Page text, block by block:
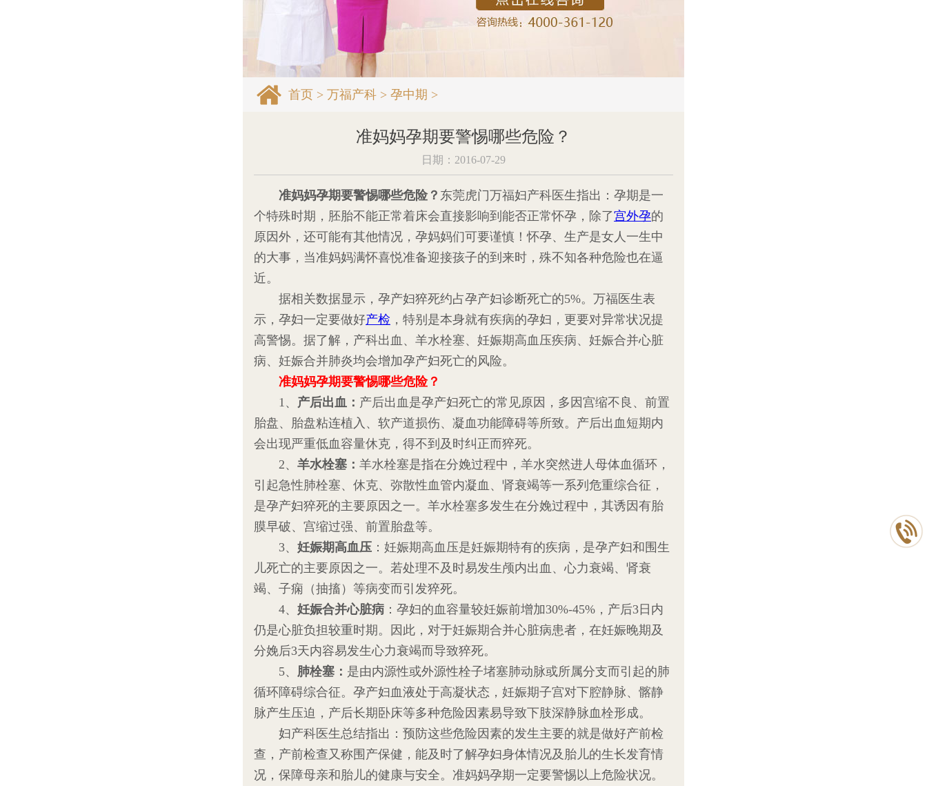
首页 > 万福产科 > 孕中期 >
准妈妈孕期要警惕哪些危险？
日期：2016-07-29
准妈妈孕期要警惕哪些危险？ 东莞虎门万福妇产科医生指出：孕期是一
个特殊时期，胚胎不能正常着床会直接影响到能否正常怀孕，除了宫外孕的
原因外，还可能有其他情况，孕妈妈们可要谨慎！怀孕、生产是女人一生中
的大事，当准妈妈满怀喜悦准备迎接孩子的到来时，殊不知各种危险也在逼
近。
据相关数据显示，孕产妇猝死约占孕产妇诊断死亡的5%。万福医生表
示，孕妇一定要做好产检 ，特别是本身就有疾病的孕妇，更要对异常状况提
高警惕。据了解，产科出血、羊水栓塞、妊娠期高血压疾病、妊娠合并心脏
病、妊娠合并肺炎均会增加孕产妇死亡的风险。
准妈妈孕期要警惕哪些危险？
1、 产后出血： 产后出血是孕产妇死亡的常见原因，多因宫缩不良、前置
胎盘、胎盘粘连植入、软产道损伤、凝血功能障碍等所致。产后出血短期内
会出现严重低血容量休克，得不到及时纠正而猝死。
2、 羊水栓塞： 羊水栓塞是指在分娩过程中，羊水突然进人母体血循环，
引起急性肺栓塞、休克、弥散性血管内凝血、肾衰竭等一系列危重综合征，
是孕产妇猝死的主要原因之一。羊水栓塞多发生在分娩过程中，其诱因有胎
膜早破、宫缩过强、前置胎盘等。
3、 妊娠期高血压 ：妊娠期高血压是妊娠期特有的疾病，是孕产妇和围生
儿死亡的主要原因之一。若处理不及时易发生颅内出血、心力衰竭、肾衰
竭、子痫（抽搐）等病变而引发猝死。
4、 妊娠合并心脏病 ：孕妇的血容量较妊娠前增加30%-45%，产后3日内
仍是心脏负担较重时期。因此，对于妊娠期合并心脏病患者，在妊娠晚期及
分娩后3天内容易发生心力衰竭而导致猝死。
5、 肺栓塞： 是由内源性或外源性栓子堵塞肺动脉或所属分支而引起的肺
循环障碍综合征。孕产妇血液处于高凝状态，妊娠期子宫对下腔静脉、髂静
脉产生压迫，产后长期卧床等多种危险因素易导致下肢深静脉血栓形成。
妇产科医生总结指出：预防这些危险因素的发生主要的就是做好产前检
查，产前检查又称围产保健，能及时了解孕妇身体情况及胎儿的生长发育情
况，保障母亲和胎儿的健康与安全。准妈妈孕期一定要警惕以上危险状况。